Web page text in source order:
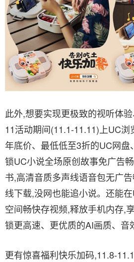
此外,想要实现更极致的视听体
11活动期间(11.1-11.11)上UC浏
年底价、最低低至3折的UC网
锁UC小说全场原创故事免广告
书,高清音质多声线语音包无广
线下载,没网也能追小说。还能
空间畅快存视频,释放手机内存,
锁更高速、更优质的AI画质、音
更有惊喜福利快乐加码,11.8-